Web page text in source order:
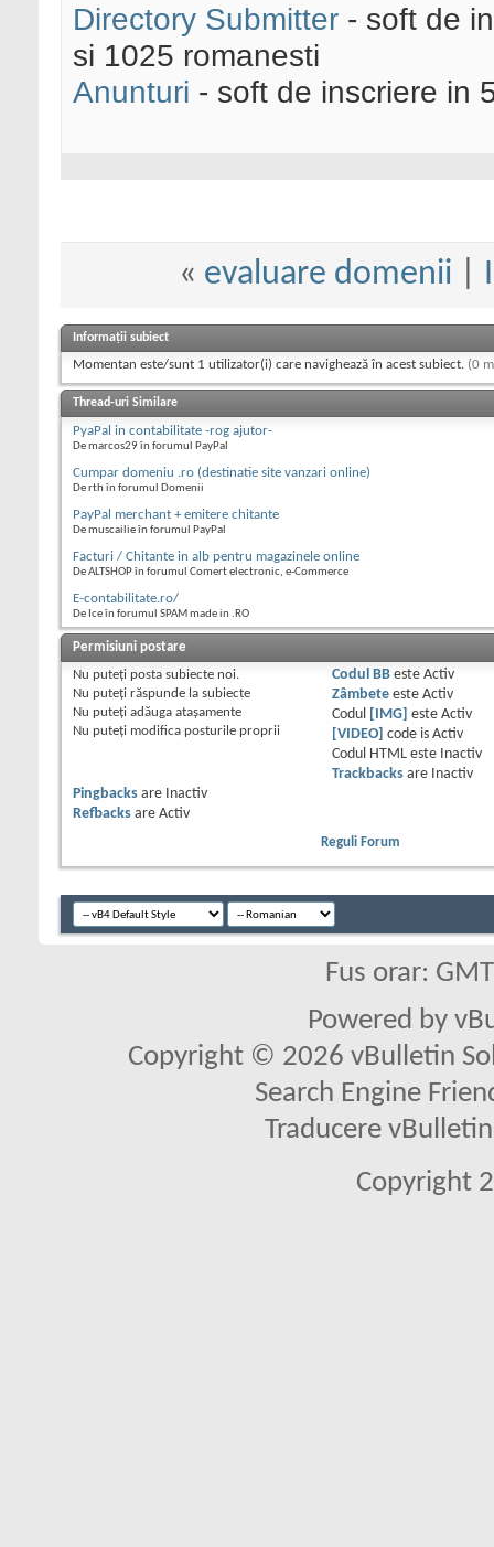
Directory Submitter - soft de
si 1025 romanesti
Anunturi - soft de inscriere in
« evaluare domenii
Informații subiect
Momentan este/sunt 1 utilizator(i) care navighează în acest subiect. (0
Thread-uri Similare
PyaPal in contabilitate -rog ajutor-
De marcos29 în forumul PayPal
Cumpar domeniu .ro (destinatie site vanzari online)
De rth în forumul Domenii
PayPal merchant + emitere chitante
De muscailie în forumul PayPal
Facturi / Chitante in alb pentru magazinele online
De ALTSHOP în forumul Comert electronic, e-Commerce
E-contabilitate.ro/
De Ice în forumul SPAM made in .RO
Permisiuni postare
Nu puteţi posta subiecte noi.
Nu puteţi răspunde la subiecte
Nu puteţi adăuga ataşamente
Nu puteţi modifica posturile proprii
Codul BBeste Activ
Zâmbeteeste Activ
Codul
[IMG] este Activ
[VIDEO]
code is Activ
Codul HTML este
Inactiv
Trackbacksare
Inactiv
Pingbacks are
Inactiv
Refbacks are Activ
Reguli Forum
Fus orar:
Powered by
Copyright © 2026 vBulletin
Search Engine
Traducere
Copyright